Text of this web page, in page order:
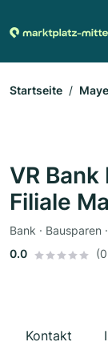
Startseite
VR Bank
Filiale
0.0
Kontakt